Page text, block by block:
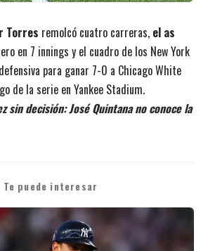
Torres remolcó cuatro carreras, el as
en 7 innings y el cuadro de los New York
para ganar 7-0 a Chicago White
de la serie en Yankee Stadium.
sin decisión: José Quintana no conoce la
Te puede interesar